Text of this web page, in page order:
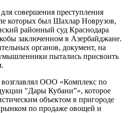
совершения преступления
которых был Шахлар Новрузов,
районный суд Краснодара
заключенном в Азербайджане.
органов, документ, на
пытались присвоить
ООО «Комплекс по
"Дары Кубани”», которое
объектом в пригороде
по продаже овощей и